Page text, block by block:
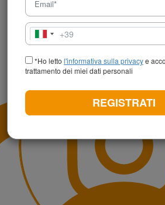
Italia
+39
+39
*Ho letto l'informativa sulla privacye
trattamento dei miei dati personali
REGISTRATI